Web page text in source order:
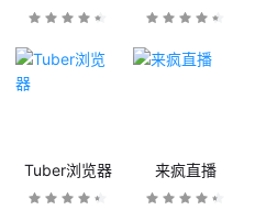
Tuber浏览器 来疯直播